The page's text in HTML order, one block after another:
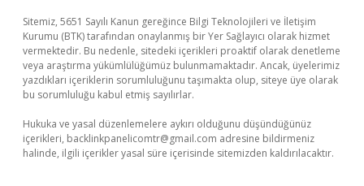
Sitemiz, 5651 Sayılı Kanun gereğince Bilgi Teknolojileri ve İletişim
Kurumu (BTK) tarafından onaylanmış bir Yer Sağlayıcı olarak hizmet
vermektedir. Bu nedenle, sitedeki içerikleri proaktif olarak denetleme
veya araştırma yükümlülüğümüz bulunmamaktadır. Ancak, üyelerimiz
yazdıkları içeriklerin sorumluluğunu taşımakta olup, siteye üye olarak
bu sorumluluğu kabul etmiş sayılırlar.
Hukuka ve yasal düzenlemelere aykırı olduğunu düşündüğünüz
içerikleri, backlinkpanelicomtr@gmail.com adresine bildirmeniz
halinde, ilgili içerikler yasal süre içerisinde sitemizden kaldırılacaktır.